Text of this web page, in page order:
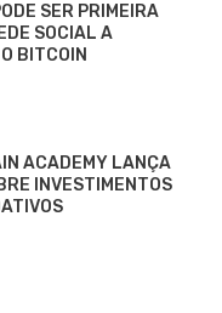
SER PRIMEIRA
SOCIAL A
BITCOIN
ACADEMY LANÇA
INVESTIMENTOS